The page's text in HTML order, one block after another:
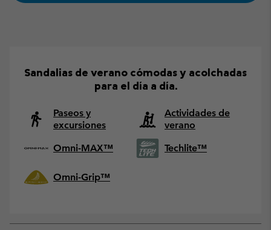
Sandalias de verano cómodas y acolchadas
para el día a día.
Paseos y
excursiones
Actividades de
verano
Omni-MAX™
Techlite™
Omni-Grip™